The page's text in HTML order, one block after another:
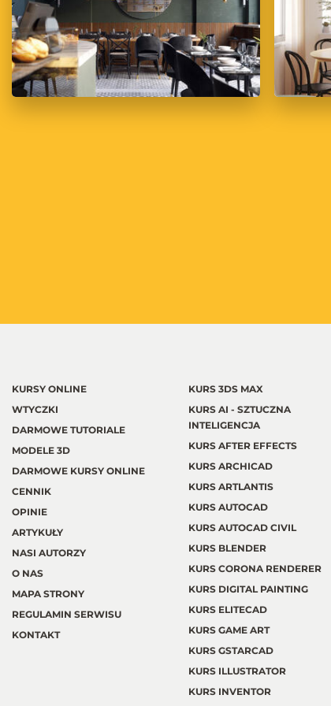
KURSY ONLINE
WTYCZKI
DARMOWE TUTORIALE
MODELE 3D
DARMOWE KURSY ONLINE
CENNIK
OPINIE
ARTYKUŁY
NASI AUTORZY
O NAS
MAPA STRONY
REGULAMIN SERWISU
KONTAKT
KURS 3DS MAX
KURS AI - SZTUCZNA
INTELIGENCJA
KURS AFTER EFFECTS
KURS ARCHICAD
KURS ARTLANTIS
KURS AUTOCAD
KURS AUTOCAD CIVIL
KURS BLENDER
KURS CORONA RENDERER
KURS DIGITAL PAINTING
KURS ELITECAD
KURS GAME ART
KURS GSTARCAD
KURS ILLUSTRATOR
KURS INVENTOR